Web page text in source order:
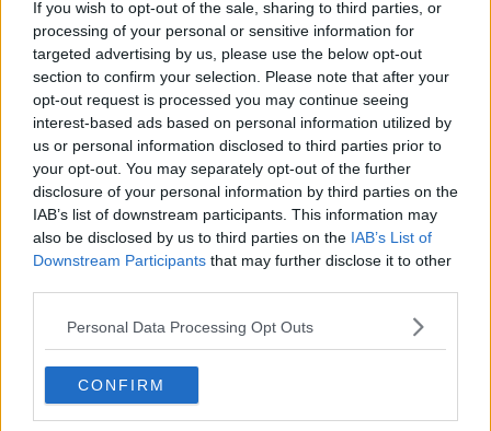
If you wish to opt-out of the sale, sharing to third parties, or
processing of your personal or sensitive information for
targeted advertising by us, please use the below opt-out
section to confirm your selection. Please note that after your
opt-out request is processed you may continue seeing
interest-based ads based on personal information utilized by
us or personal information disclosed to third parties prior to
your opt-out. You may separately opt-out of the further
disclosure of your personal information by third parties on the
IAB’s list of downstream participants. This information may
also be disclosed by us to third parties on the IAB’s List of
Downstream Participants that may further disclose it to other
Personal Data Processing Opt Outs
CONFIRM
giudiziari, della storia italiana,arrivando a far votare dal
Parlamento (sic!) la sua presunta parentela con il fu Mubarak
e travolgendo l'allora premier ed ex cavaliere Silvio Berlusconi.
A scegliere Ruby (così ormai tutti chiamano Karima nel mondo
dello spettacolo , di cui ormai più o meno impropriamente fa parte)
è stato Paolo de Ferrari: “Abbiamo scelto lei in quanto
personaggio noto alle cronache italiane (giudiziarie più che
altro,il processo Ruby-Ter è ancora in corso, ndr) ma anche
straniere.
L'abbiamo incontrata a Genova e dopo aver fatto due chiacchiere
abbiamo capito che era disponibile a fare alcuni scatti pubblicitari
purchè non avessero niente a che vedere con il suo passato
scomodo. Parlandoci, abbiamo avuto la sensazione che di fronte
aveva una giovane e bella donna
situazione molto più grande di lei e di cui nemmeno si capacitava.